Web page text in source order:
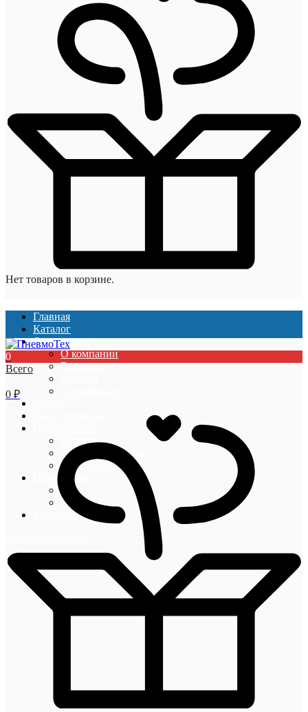
Нет товаров в корзине.
Главная
Каталог
О компании
О компании
Вакансии
Гарантии
Оплата и доставка
Акции и скидки
Информация
Блог
Новости
Контакты
0
Всего
0 ₽